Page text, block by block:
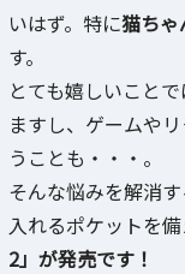
いはず。特に猫ちゃ
す。
とても嬉しいこと
ますし、ゲームや
うことも・・・。
そんな悩みを解消
入れるポケットを
2」が発売です！